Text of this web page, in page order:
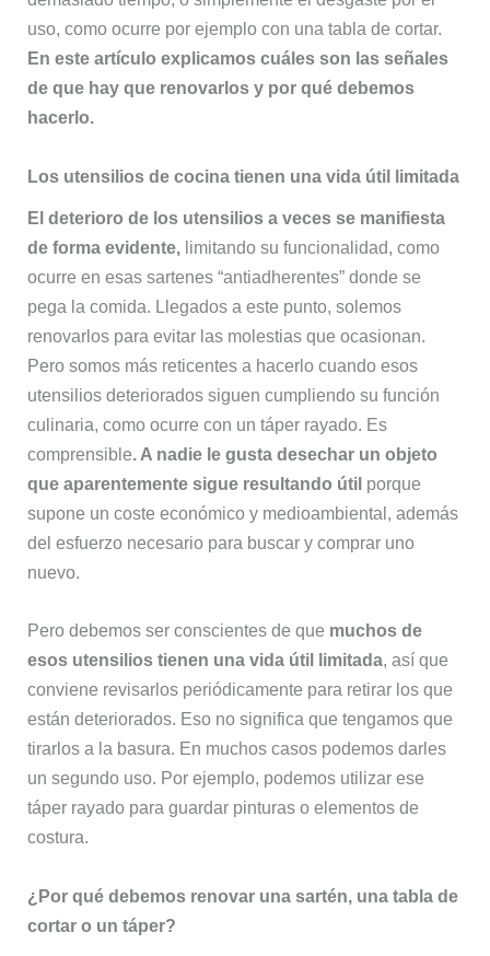
uso, como ocurre por ejemplo con una tabla de cortar.
En este artículo explicamos cuáles son las señales
de que hay que renovarlos y por qué debemos
hacerlo.
Los utensilios de cocina tienen una vida útil limitada
El deterioro de los utensilios a veces se manifiesta
de forma evidente, limitando su funcionalidad, como
ocurre en esas sartenes “antiadherentes” donde se
pega la comida. Llegados a este punto, solemos
renovarlos para evitar las molestias que ocasionan.
Pero somos más reticentes a hacerlo cuando esos
utensilios deteriorados siguen cumpliendo su función
culinaria, como ocurre con un táper rayado. Es
comprensible. A nadie le gusta desechar un objeto
que aparentemente sigue resultando útil porque
supone un coste económico y medioambiental, además
del esfuerzo necesario para buscar y comprar uno
nuevo.
Pero debemos ser conscientes de que muchos de
esos utensilios tienen una vida útil limitada, así que
conviene revisarlos periódicamente para retirar los que
están deteriorados. Eso no significa que tengamos que
tirarlos a la basura. En muchos casos podemos darles
un segundo uso. Por ejemplo, podemos utilizar ese
táper rayado para guardar pinturas o elementos de
costura.
¿Por qué debemos renovar una sartén, una tabla de
cortar o un táper?